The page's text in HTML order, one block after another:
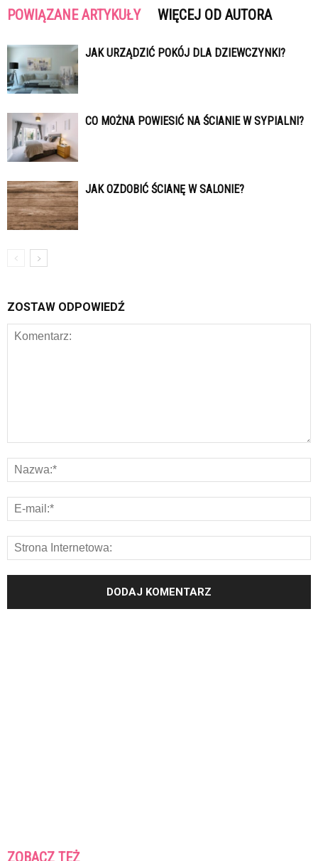
POWIĄZANE ARTYKUŁY WIĘCEJ OD AUTORA
JAK URZĄDZIĆ POKÓJ DLA DZIEWCZYNKI?
CO MOŻNA POWIESIĆ NA ŚCIANIE W SYPIALNI?
JAK OZDOBIĆ ŚCIANĘ W SALONIE?
ZOSTAW ODPOWIEDŹ